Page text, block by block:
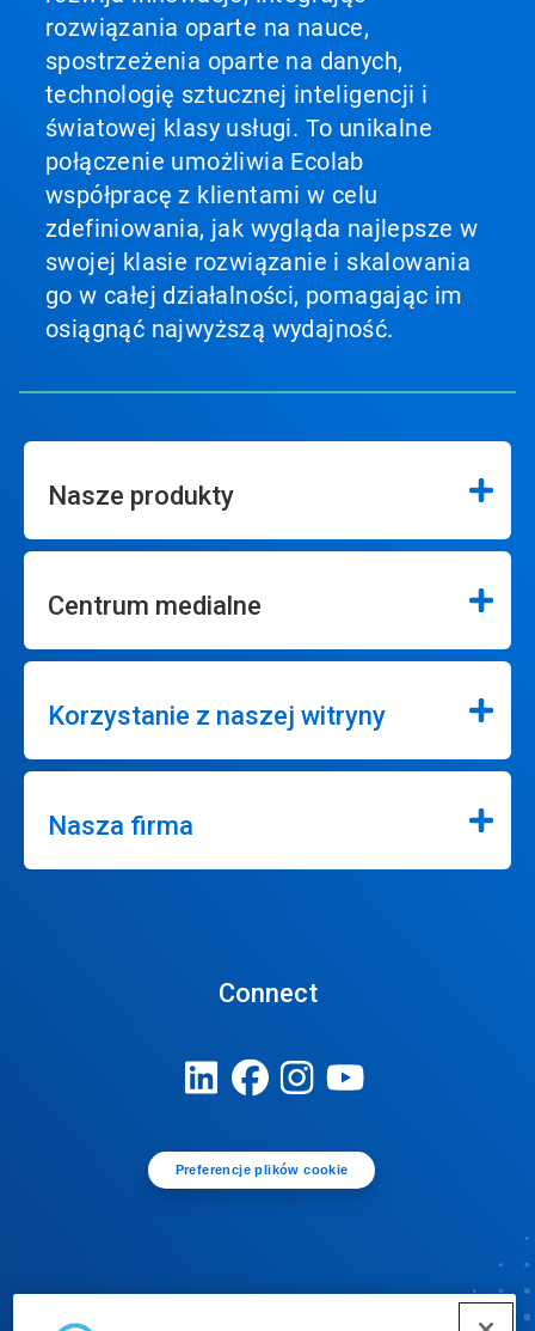
rozwiązania oparte na nauce,
spostrzeżenia oparte na danych,
technologię sztucznej inteligencji i
światowej klasy usługi. To unikalne
połączenie umożliwia Ecolab
współpracę z klientami w celu
zdefiniowania, jak wygląda najlepsze w
swojej klasie rozwiązanie i skalowania
go w całej działalności, pomagając im
osiągnąć najwyższą wydajność.
Nasze produkty
Centrum medialne
Korzystanie z naszej witryny
Nasza firma
Connect
Preferencje plików cookie